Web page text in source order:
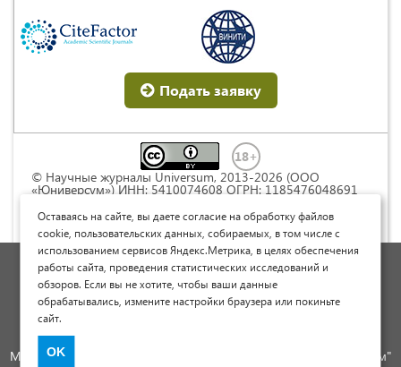
Подать заявку
© Научные журналы Universum, 2013-2026 (ООО
«Юниверсум») ИНН: 5410074608 ОГРН: 1185476048691
Commons « Attribution» («Атрибуция») 4.0
Непортированная
Политика обработки персональных данных
Договор оферты
Опубликовать научную статью
Международный научно-исследовательский журнал "Юниверсум"
Оставаясь на сайте, вы даете согласие на обработку файлов
cookie, пользовательских данных, собираемых, в том числе с
использованием сервисов Яндекс.Метрика, в целях обеспечения
работы сайта, проведения статистических исследований и
обзоров. Если вы не хотите, чтобы ваши данные
обрабатывались, измените настройки браузера или покиньте
сайт.
OK